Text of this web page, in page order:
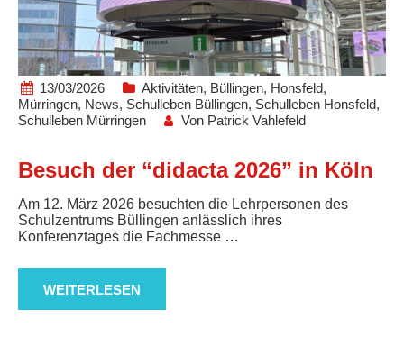
13/03/2026 Aktivitäten, Büllingen, Honsfeld,
Mürringen, News, Schulleben Büllingen, Schulleben Honsfeld,
Schulleben Mürringen
Von Patrick Vahlefeld
Besuch der “didacta 2026” in Köln
Am 12. März 2026 besuchten die Lehrpersonen des
Schulzentrums Büllingen anlässlich ihres
Konferenztages die Fachmesse …
WEITERLESEN